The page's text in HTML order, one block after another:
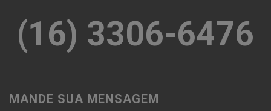
(16) 3306-6476
MANDE SUA MENSAGEM